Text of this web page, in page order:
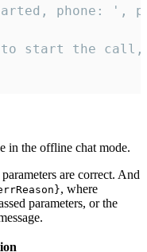
phone: ',
start the
in the offline chat mode.
are correct. And
, where
parameters, or the